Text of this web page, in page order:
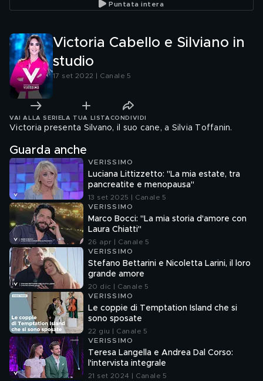
Puntata intera
Victoria Cabello e Silviano in
studio
17 set 2022 | Canale 5
VAI ALLA SERIE LA TUA LISTA CONDIVIDI
Victoria presenta Silvano, il suo cane, a Silvia Toffanin.
Guarda anche
VERISSIMO
Luciana Littizzetto: "La mia estate, tra
pancreatite e menopausa"
13 set 2025 | Canale 5
VERISSIMO
Marco Bocci: "La mia storia d'amore con
Laura Chiatti"
26 apr | Canale 5
VERISSIMO
Stefano Bettarini e Nicoletta Larini, il loro
grande amore
20 dic | Canale 5
VERISSIMO
Le coppie di Temptation Island che si
sono sposate
22 giu | Canale 5
VERISSIMO
Teresa Langella e Andrea Dal Corso:
l'intervista integrale
21 set 2024 | Canale 5